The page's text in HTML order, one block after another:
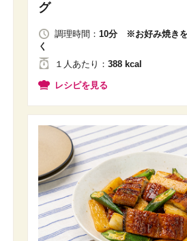
グ
調理時間： 10分 ※お好み焼きを
く
１人あたり ： 388 kcal
レシピを見る